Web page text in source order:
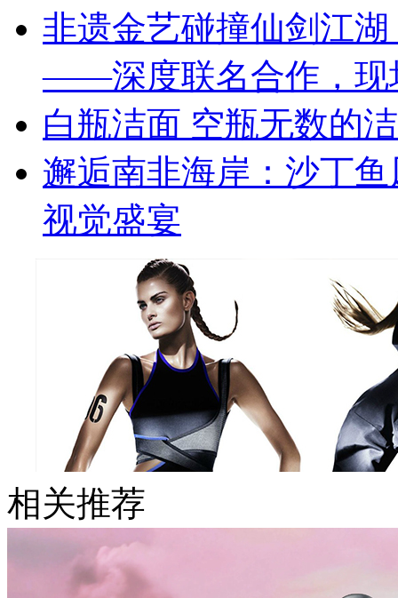
非遗金艺碰撞仙剑江
——深度联名合作，现
白瓶洁面 空瓶无数的
邂逅南非海岸：沙丁
视觉盛宴
相关推荐